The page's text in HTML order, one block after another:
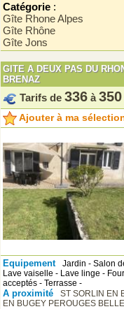
Catégorie :
Gîte Rhone Alpes
Gîte Rhône
Gîte Jons
GITE A DEUX PAS DU
BRENAZ
Tarifs de 336 à 350
Ajouter à ma
Equipement
Jardin - Salon
Lave vaiselle - Lave linge -
acceptés - Terrasse -
A proximité ST SORLIN EN
EN BUGEY PEROUGES